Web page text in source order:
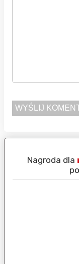
WYŚLIJ
Nagroda dla